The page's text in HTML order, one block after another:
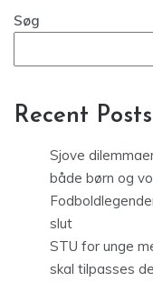
Søg
Recent Posts
Sjove
både børn og
slut
STU for unge
skal tilpasses